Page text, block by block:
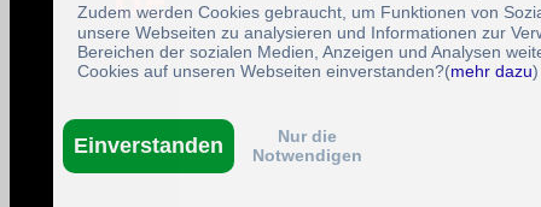
Zudem werden Cookies gebraucht, um Funktionen von
unsere Webseiten zu analysieren und Informationen zur
Bereichen der sozialen Medien, Anzeigen und Analysen
Cookies auf unseren Webseiten einverstanden?(mehr dazu)
Einverstanden
Nur die
Notwendigen